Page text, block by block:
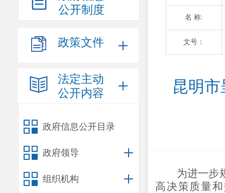
公开制度
政策文件
法定主动
公开内容
政府信息公开目录
政府领导
组织机构
名 称:
文号：
昆明
为进一步
高决策质量